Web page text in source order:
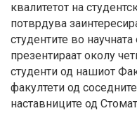
квалитетот на
потврдува
студентите во научната
презентираат околу
студенти од нашиот
факултети од
наставниците од